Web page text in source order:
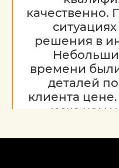
качественно.
решения в
времени
деталей
клиента
хуже чем
работу,